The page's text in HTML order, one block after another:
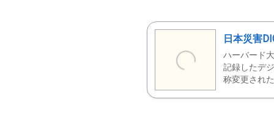
日本災害
ハーバード
記録したデ
称変更された